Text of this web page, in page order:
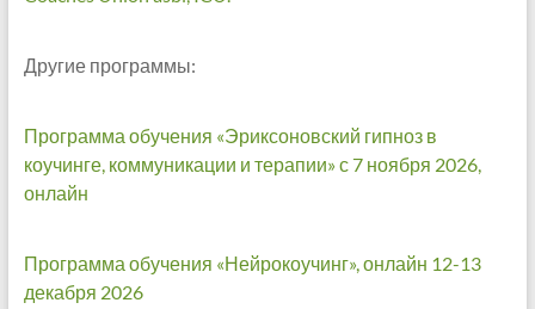
Другие программы:
Программа обучения «Эриксоновский гипноз в
коучинге, коммуникации и терапии» с 7 ноября 2026,
онлайн
Программа обучения «Нейрокоучинг», онлайн 12-13
декабря 2026